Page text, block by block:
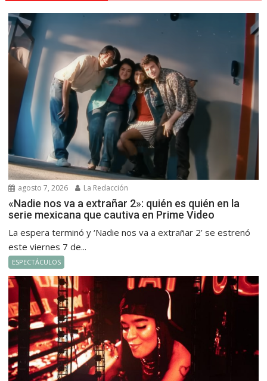
agosto 7, 2026 La Redacción
«Nadie nos va a extrañar 2»: quién es quién en la
serie mexicana que cautiva en Prime Video
La espera terminó y ‘Nadie nos va a extrañar 2’ se estrenó
este viernes 7 de...
ESPECTÁCULOS